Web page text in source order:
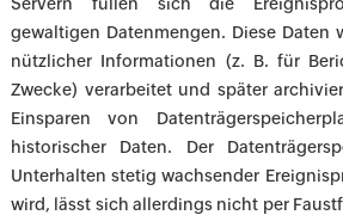
gewaltigen Datenmengen. Diese Daten
nützlicher Informationen (z. B. für
Zwecke) verarbeitet und später
Einsparen von
historischer Daten. Der
Unterhalten stetig wachsender
wird, lässt sich allerdings nicht per